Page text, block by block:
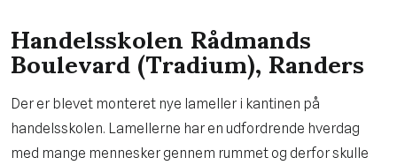
Handelsskolen Rådmands
Boulevard (Tradium), Randers
Der er blevet monteret nye lameller i kantinen på
handelsskolen. Lamellerne har en udfordrende hverdag
med mange mennesker gennem rummet og derfor skulle